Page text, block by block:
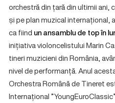
orchestră din țară din ultimii ani,
și pe plan muzical internațional,
ca fiind un ansamblu de top în
inițiativa violoncelistului Marin
tineri muzicieni din România,
nivel de performanță. Anul
Orchestra Română de Tineret
Internațional